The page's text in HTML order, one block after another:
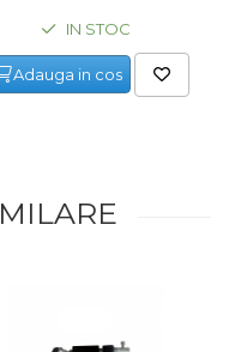
IN STOC
Adauga in cos